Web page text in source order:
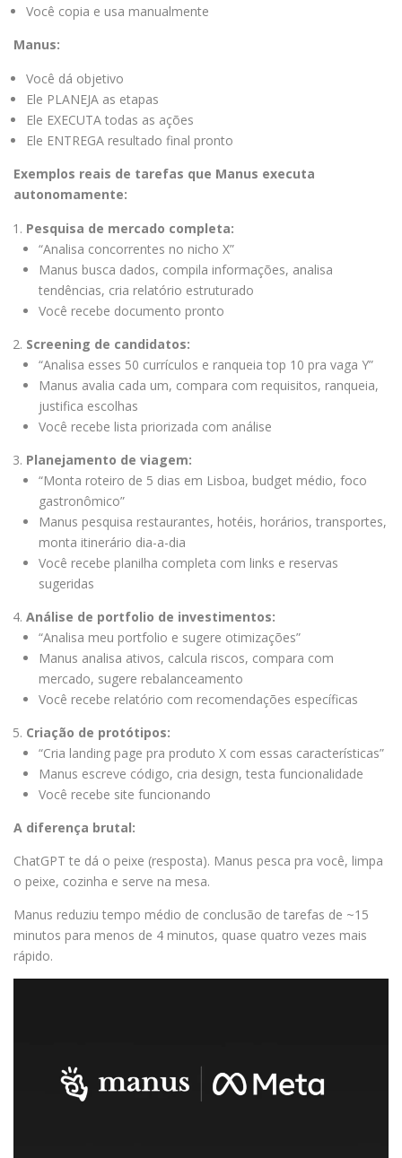
Você copia e usa manualmente
Manus:
Você dá objetivo
Ele PLANEJA as etapas
Ele EXECUTA todas as ações
Ele ENTREGA resultado final pronto
Exemplos reais de tarefas que Manus executa
autonomamente:
Pesquisa de mercado completa:
“Analisa concorrentes no nicho X”
Manus busca dados, compila informações, analisa
tendências, cria relatório estruturado
Você recebe documento pronto
Screening de candidatos:
“Analisa esses 50 currículos e ranqueia top 10 pra vaga Y”
Manus avalia cada um, compara com requisitos, ranqueia,
justifica escolhas
Você recebe lista priorizada com análise
Planejamento de viagem:
“Monta roteiro de 5 dias em Lisboa, budget médio, foco
gastronômico”
Manus pesquisa restaurantes, hotéis, horários, transportes,
monta itinerário dia-a-dia
Você recebe planilha completa com links e reservas
sugeridas
Análise de portfolio de investimentos:
“Analisa meu portfolio e sugere otimizações”
Manus analisa ativos, calcula riscos, compara com
mercado, sugere rebalanceamento
Você recebe relatório com recomendações específicas
Criação de protótipos:
“Cria landing page pra produto X com essas características”
Manus escreve código, cria design, testa funcionalidade
Você recebe site funcionando
A diferença brutal:
ChatGPT te dá o peixe (resposta). Manus pesca pra você, limpa
o peixe, cozinha e serve na mesa.
Manus reduziu tempo médio de conclusão de tarefas de ~15
minutos para menos de 4 minutos, quase quatro vezes mais
rápido.